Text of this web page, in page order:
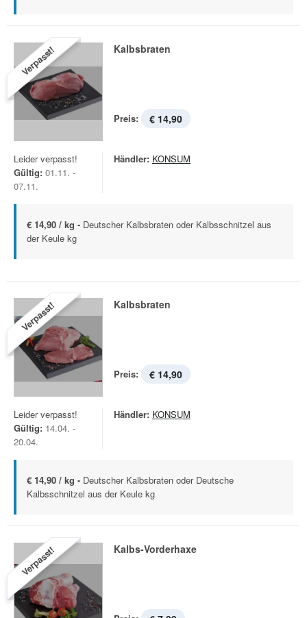
Verpasst! Kalbsbraten
Preis: € 14,90
Leider verpasst!
Gültig: 01.11. -
07.11.
Händler: KONSUM
€ 14,90 / kg - Deutscher Kalbsbraten oder Kalbsschnitzel aus
der Keule kg
Verpasst! Kalbsbraten
Preis: € 14,90
Leider verpasst!
Gültig: 14.04. -
20.04.
Händler: KONSUM
€ 14,90 / kg - Deutscher Kalbsbraten oder Deutsche
Kalbsschnitzel aus der Keule kg
Verpasst! Kalbs-Vorderhaxe